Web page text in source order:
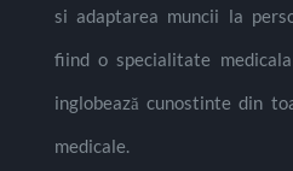
si adaptarea muncii la
fiind o specialitate
inglobează cunostinte din
medicale.